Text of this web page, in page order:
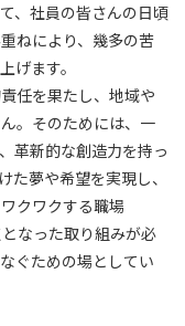
、社員の皆さんの日頃
ねにより、幾多の苦
げます。
任を果たし、地域や
。そのためには、一
革新的な創造力を持っ
夢や希望を実現し、
クワクする職場
なった取り組みが必
ぐための場としてい